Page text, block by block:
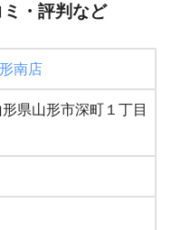
・評判など
南店
県山形市深町１丁目